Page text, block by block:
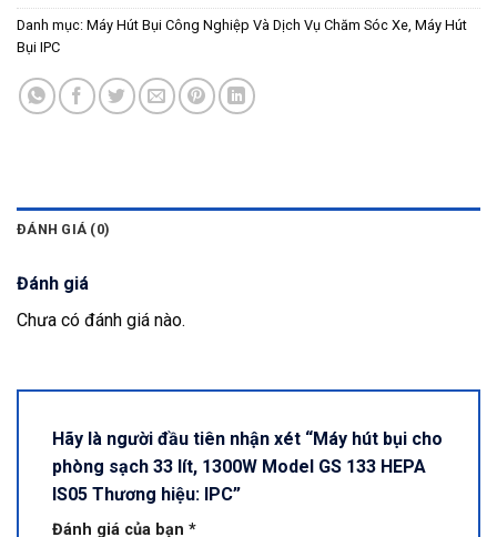
Danh mục: Máy Hút Bụi Công Nghiệp Và Dịch Vụ Chăm Sóc Xe Máy Hút
Bụi IPC
ĐÁNH GIÁ (0)
Đánh giá
Chưa có đánh giá nào.
Hãy là người đầu tiên nhận xét “Máy hút bụi cho
phòng sạch 33 lít, 1300W Model GS 133 HEPA
IS05 Thương hiệu: IPC”
Đánh giá của bạn *